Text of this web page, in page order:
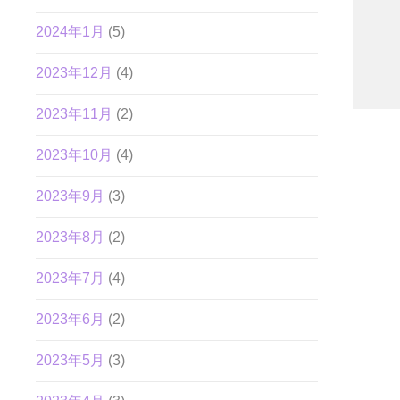
2024年1月 (5)
2023年12月 (4)
2023年11月 (2)
2023年10月 (4)
2023年9月 (3)
2023年8月 (2)
2023年7月 (4)
2023年6月 (2)
2023年5月 (3)